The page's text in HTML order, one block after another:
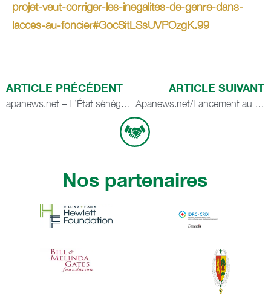
projet-veut-corriger-les-inegalites-de-genre-dans-
lacces-au-foncier#GocSitLSsUVPOzgK.99
ARTICLE PRÉCÉDENT
apanews.net – L’État sénégalais bientôt doté d’un bureau de prospective économique (Officiel)
ARTICLE SUIVANT
Apanews.net/Lancement au Sénégal d’un projet d’opérationnalisation des Directives volontaires
Nos partenaires